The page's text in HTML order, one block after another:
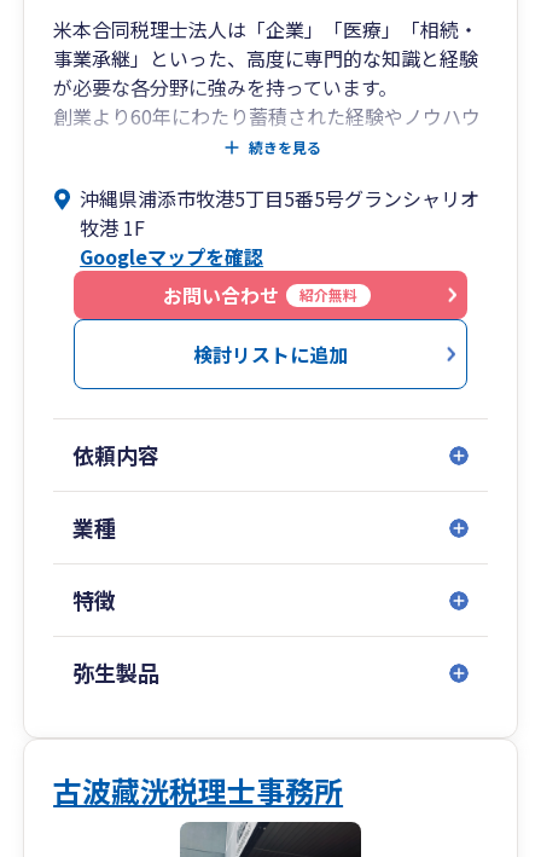
米本合同税理士法人は「企業」「医療」「相続・
事業承継」といった、高度に専門的な知識と経験
が必要な各分野に強みを持っています。
創業より60年にわたり蓄積された経験やノウハウ
を活かすとともに、各分野における経験豊富なス
供いたします。
米本合同税理士法人 沖縄事務所は、全国をカバー
する大規模事務所でありながら沖縄県内に拠点事
務所を置く、数少ない税理士事務所です。
沖縄事務所として1999年12月（平成11年）より
また、大規模事務所であるメリットを活かし、特
殊な案件に対するトータルなサポートを行うこと
が可能です。
年（昭和49年）10月に県内初の医療法人設立に関
与したことから始まり、以後17件もの医療法人設
立に関与した実績から、医療経営にも強みを持つ
ィングまで幅広いサービスをご用意しておりま
す。クリニックの新規開業支援も実績豊富で得意
としておりますので、どうぞお気軽にご相談くだ
続きを見る
沖縄県浦添市牧港5丁目5番5号グランシャリオ
牧港 1F
Googleマップを確認
お問い合わせ
紹介無料
検討リストに追加
依頼内容
業種
特徴
弥生製品
古波藏洸税理士事務所